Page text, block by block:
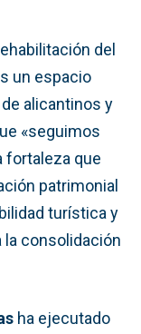
del
un espacio
alicantinos y
«seguimos
fortaleza que
patrimonial
turística y
la consolidación
ha ejecutado